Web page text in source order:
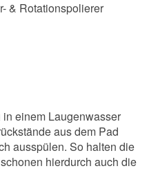
& Rotationspolierer
einem Laugenwasser
aus dem Pad
ausspülen. So halten die
hierdurch auch die